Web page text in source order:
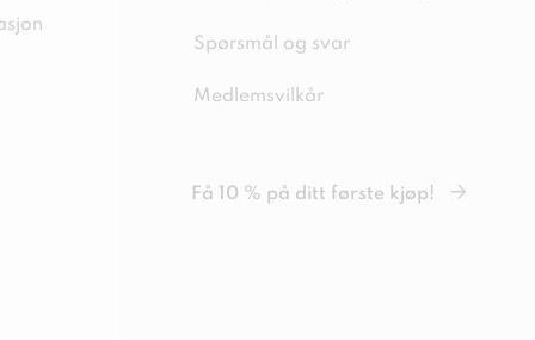
Spørsmål og svar
Medlemsvilkår
Få 10 % på ditt første kjøp!